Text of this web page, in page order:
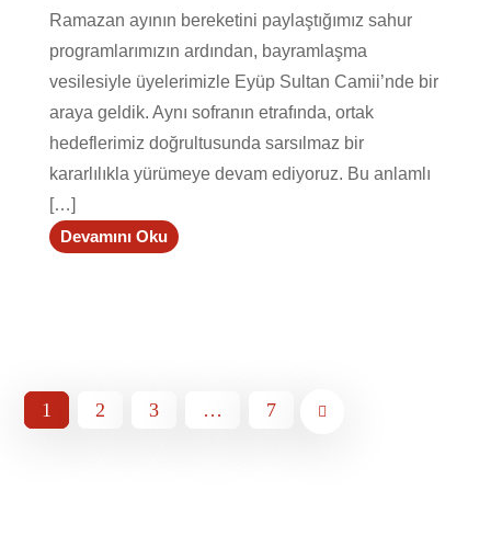
Ramazan ayının bereketini paylaştığımız sahur
programlarımızın ardından, bayramlaşma
vesilesiyle üyelerimizle Eyüp Sultan Camii’nde bir
araya geldik. Aynı sofranın etrafında, ortak
hedeflerimiz doğrultusunda sarsılmaz bir
kararlılıkla yürümeye devam ediyoruz. Bu anlamlı
[…]
Devamını Oku
1 2 3 … 7